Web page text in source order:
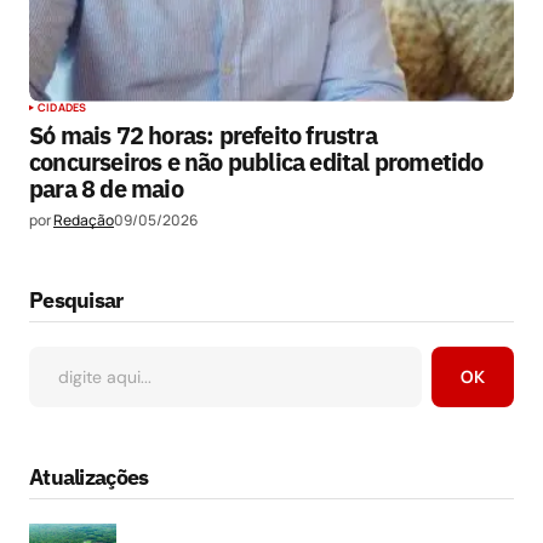
CIDADES
Só mais 72 horas: prefeito frustra
concurseiros e não publica edital prometido
para 8 de maio
porRedação09/05/2026
Pesquisar
OK
Atualizações